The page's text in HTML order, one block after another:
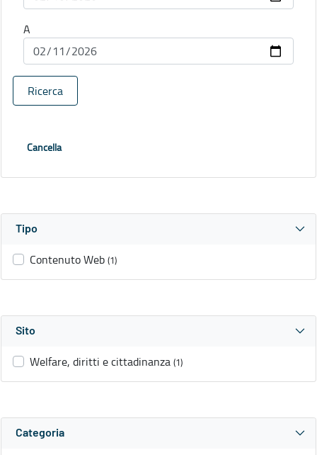
A
Ricerca
Cancella
Tipo
Contenuto Web (1)
Sito
Welfare, diritti e cittadinanza (1)
Categoria